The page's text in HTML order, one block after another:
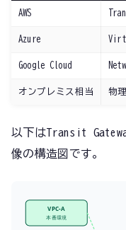
AWS
Azure
Google Cloud
オンプレミス相当 物
以下はTransit
像の構造図です。
VPC-A
本番環境